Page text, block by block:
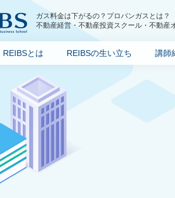
ガス料金は下がるの？プロパンガスとは？
不動産経営・不動産投資スクール・不動産
REIBSとは REIBSの生い立ち 講師